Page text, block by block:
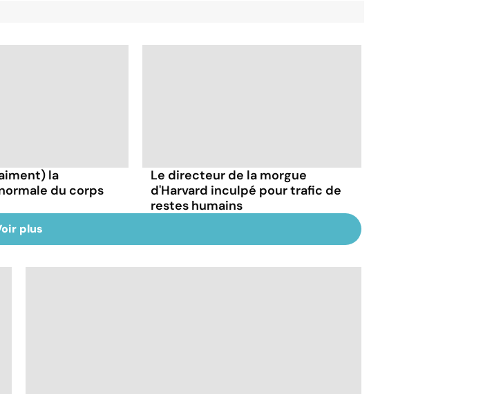
la
du corps
Le directeur de la morgue
d'Harvard inculpé pour trafic de
restes humains
plus